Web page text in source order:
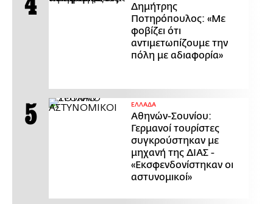
Δημήτρης
Ποτηρόπουλος: «Με
φοβίζει ότι
αντιμετωπίζουμε την
πόλη με αδιαφορία»
ΕΛΛΑΔΑ
Αθηνών-Σουνίου:
Γερμανοί τουρίστες
συγκρούστηκαν με
μηχανή της ΔΙΑΣ -
«Εκσφενδονίστηκαν οι
αστυνομικοί»